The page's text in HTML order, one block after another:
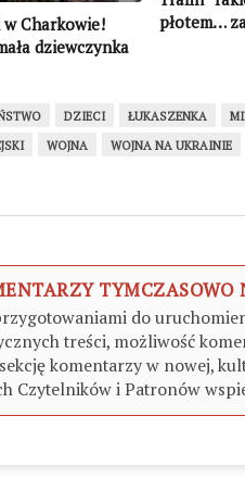
Charkowie!
dziewczynka
płotem…
DZIECI ŁUKASZENKA
WOJNA WOJNA NA UKRAINIE
TYMCZASOWO
do
treści, możliwość
komentarzy w nowej,
Czytelników i Patronów